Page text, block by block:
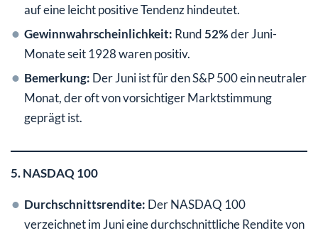
auf eine leicht positive Tendenz hindeutet.
Gewinnwahrscheinlichkeit: Rund52%der Juni-
Monate seit 1928 waren positiv.
Bemerkung: Der Juni ist für den S&P 500 ein neutraler
Monat, der oft von vorsichtiger Marktstimmung
geprägt ist.
5. NASDAQ 100
Durchschnittsrendite: Der NASDAQ 100
verzeichnet im Juni eine durchschnittliche Rendite von